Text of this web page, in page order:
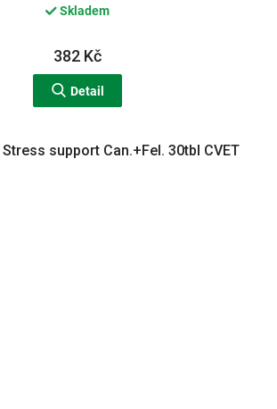
Skladem
382 Kč
Detail
support Can.+Fel. 30tbl CVET